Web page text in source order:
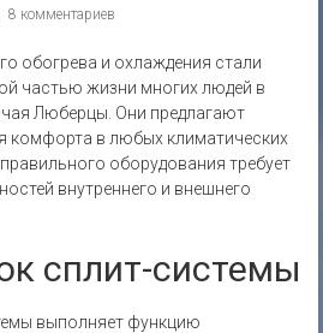
8 комментариев
обогрева и охлаждения стали
частью жизни многих людей в
Люберцы. Они предлагают
комфорта в любых климатических
оборудования требует
внутреннего и внешнего
сплит-системы
выполняет функцию